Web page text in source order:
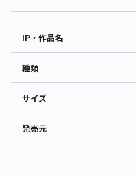
IP・作品名
種類
サイズ
発売元